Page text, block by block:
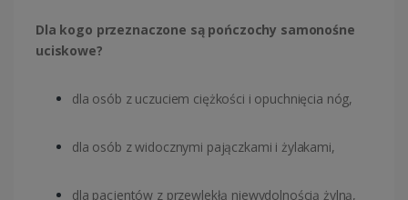
Dla kogo przeznaczone są pończochy samonośne
uciskowe?
dla osób z uczuciem ciężkości i opuchnięcia nóg,
dla osób z widocznymi pajączkami i żylakami,
dla pacjentów z przewlekłą niewydolnością żylną,